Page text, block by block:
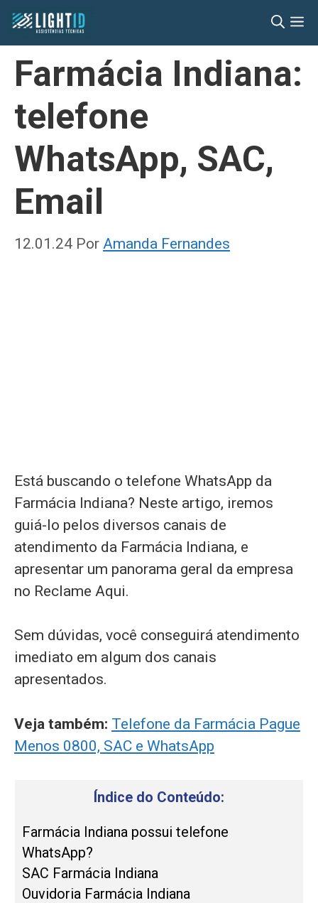
Pular
para
conteúdo
Farmácia Indiana:
telefone
WhatsApp, SAC,
Email
12.01.24 Por Amanda Fernandes
Está buscando o telefone WhatsApp da
Farmácia Indiana? Neste artigo, iremos
guiá-lo pelos diversos canais de
atendimento da Farmácia Indiana, e
apresentar um panorama geral da empresa
no Reclame Aqui.
Sem dúvidas, você conseguirá atendimento
imediato em algum dos canais
apresentados.
Veja também: Telefone da Farmácia Pague
Menos 0800, SAC e WhatsApp
Índice do Conteúdo:
Farmácia Indiana possui telefone
WhatsApp?
SAC Farmácia Indiana
Ouvidoria Farmácia Indiana